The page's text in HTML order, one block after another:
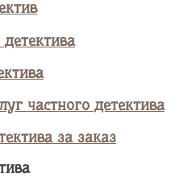
частного детектива
за заказ